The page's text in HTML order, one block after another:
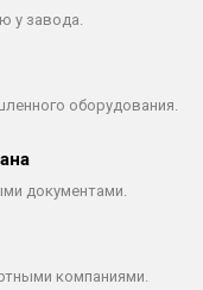
у завода.
оборудования.
документами.
компаниями.